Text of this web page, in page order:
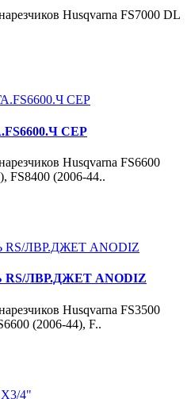
Husqvarna FS7000 DL
СЕР
Husqvarna FS6600
FS8400 (2006-44..
ЛВР.ДЖЕТ ANODIZ
Husqvarna FS3500
(2006-44), F..